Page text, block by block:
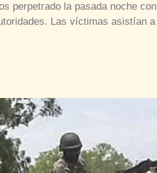
perpetrado la pasada noche
Las víctimas asistían